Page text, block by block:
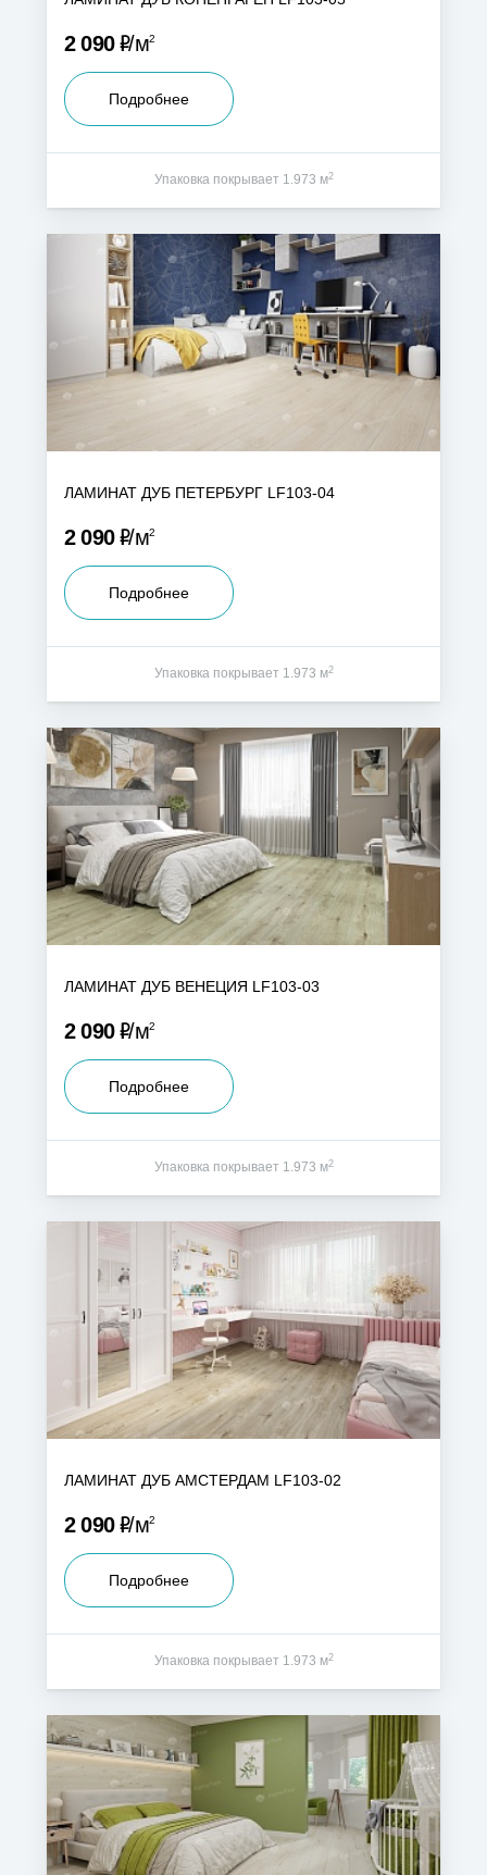
2 090Р м2
Подробнее
Упаковка покрывает 1.973 м2
ЛАМИНАТ ДУБ ПЕТЕРБУРГ LF103-04
2 090Р м2
Подробнее
Упаковка покрывает 1.973 м2
ЛАМИНАТ ДУБ ВЕНЕЦИЯ LF103-03
2 090Р м2
Подробнее
Упаковка покрывает 1.973 м2
ЛАМИНАТ ДУБ АМСТЕРДАМ LF103-02
2 090Р м2
Подробнее
Упаковка покрывает 1.973 м2